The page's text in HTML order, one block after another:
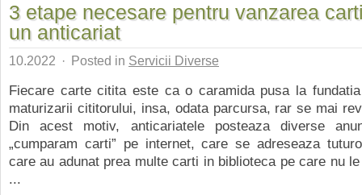
3 etape necesare pentru vanzarea
un anticariat
10.2022 · Posted in Servicii Diverse
Fiecare carte citita este ca o caramida pusa la
maturizarii cititorului, insa, odata parcursa, rar se mai
Din acest motiv, anticariatele posteaza diverse
„cumparam carti” pe internet, care se adreseaza
care au adunat prea multe carti in biblioteca pe care nu
...